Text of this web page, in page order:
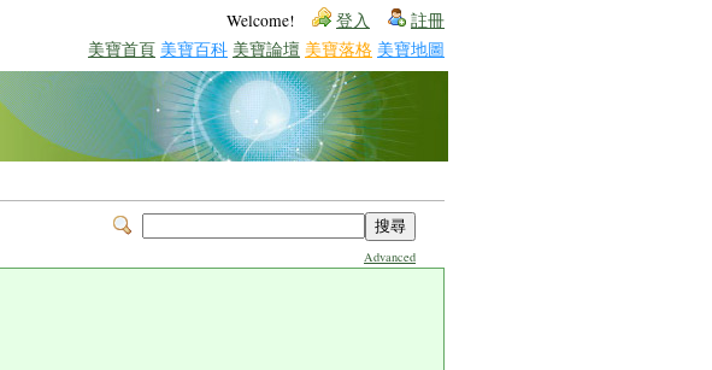
Welcome! 登入 註冊
美寶首頁 美寶百科 美寶論壇 美寶落格 美寶地圖
Advanced